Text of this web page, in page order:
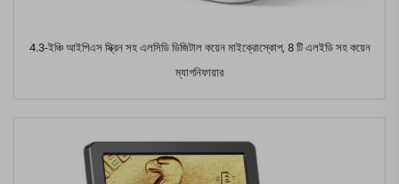
4.3-ইঞ্চি আইপিএস স্ক্রিন সহ এলসিডি ডিজিটাল কয়েন মাইক্রোস্কোপ, 8 টি এলইডি সহ কয়েন
ম্যাগনিফায়ার